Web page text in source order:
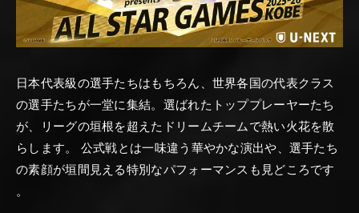
日本代表級の選手たちはもちろん、世界各国の代表クラス
の選手たちが一堂に集結。選ばれたトッププレーヤーたち
が、リーグの垣根を超えたドリームチームで熱い火花を散
らします。 公式戦とは一味違う華やかな演出や、選手たち
の素顔が垣間見える特別なパフォーマンスも見どころです
。